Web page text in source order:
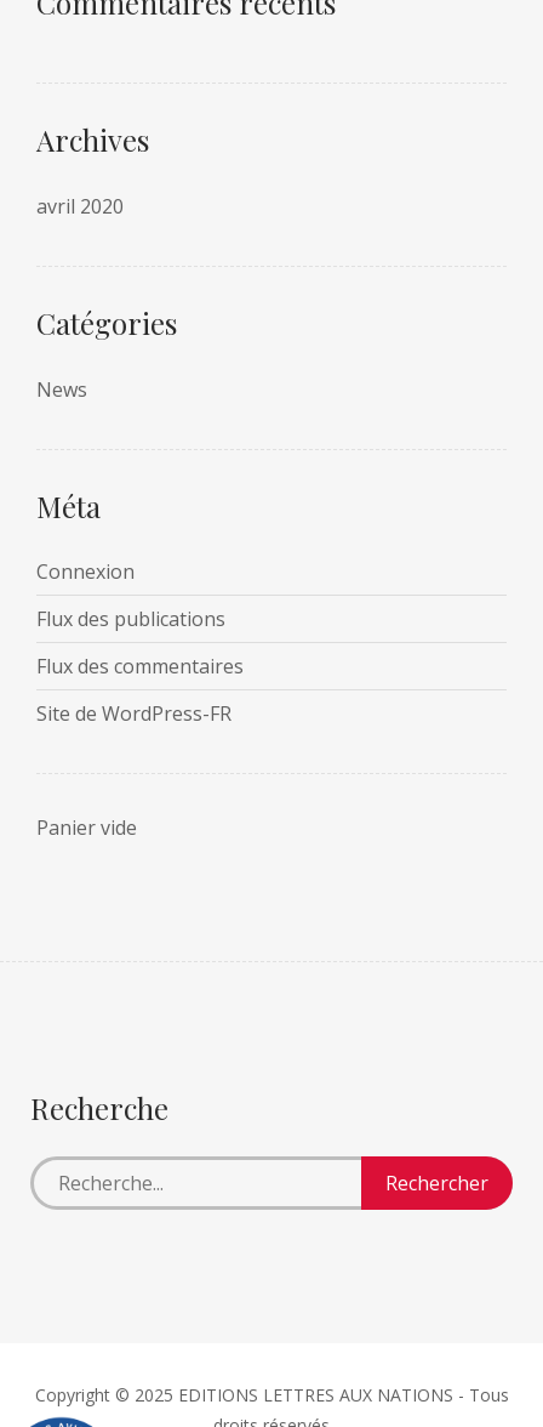
Archives
avril 2020
Catégories
News
Méta
Connexion
Flux des publications
Flux des commentaires
Site de WordPress-FR
Panier vide
Recherche
Copyright © 2025 EDITIONS LETTRES AUX NATIONS - Tous